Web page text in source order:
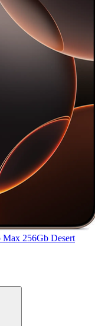
256Gb Desert